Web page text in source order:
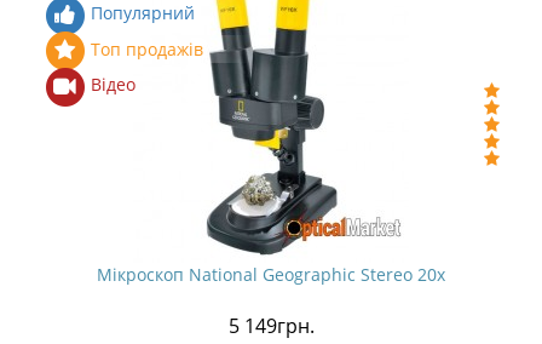
Популярний
Топ продажів
Відео
Мікроскоп National Geographic Stereo 20x
5 149грн.